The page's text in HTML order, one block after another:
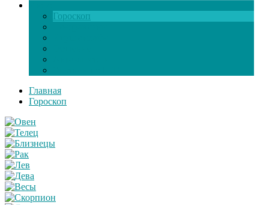
Гороскоп
Главная
Гороскоп